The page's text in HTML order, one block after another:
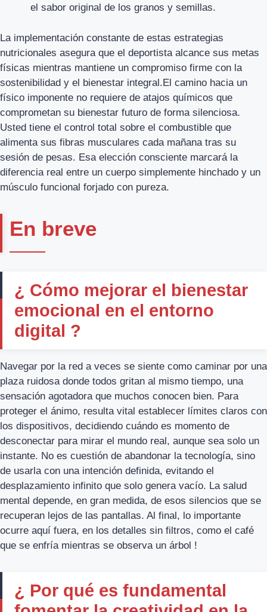
el sabor original de los granos y semillas.
La implementación constante de estas estrategias
nutricionales asegura que el deportista alcance sus metas
físicas mientras mantiene un compromiso firme con la
sostenibilidad y el bienestar integral.El camino hacia un
físico imponente no requiere de atajos químicos que
comprometan su bienestar futuro de forma silenciosa.
Usted tiene el control total sobre el combustible que
alimenta sus fibras musculares cada mañana tras su
sesión de pesas. Esa elección consciente marcará la
diferencia real entre un cuerpo simplemente hinchado y un
músculo funcional forjado con pureza.
En breve
¿ Cómo mejorar el bienestar
emocional en el entorno
digital ?
Navegar por la red a veces se siente como caminar por una
plaza ruidosa donde todos gritan al mismo tiempo, una
sensación agotadora que muchos conocen bien. Para
proteger el ánimo, resulta vital establecer límites claros con
los dispositivos, decidiendo cuándo es momento de
desconectar para mirar el mundo real, aunque sea solo un
instante. No es cuestión de abandonar la tecnología, sino
de usarla con una intención definida, evitando el
desplazamiento infinito que solo genera vacío. La salud
mental depende, en gran medida, de esos silencios que se
recuperan lejos de las pantallas. Al final, lo importante
ocurre aquí fuera, en los detalles sin filtros, como el café
que se enfría mientras se observa un árbol !
¿ Por qué es fundamental